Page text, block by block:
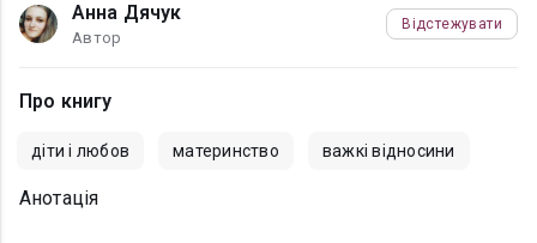
Анна Дячук
Автор
Відстежувати
Про книгу
діти і любов материнство важкі відносини
Анотація